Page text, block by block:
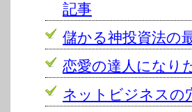
記事
儲かる神投資法の
恋愛の達人になり
ネットビジネスの